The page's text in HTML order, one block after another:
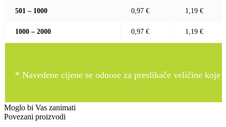
501 – 1000 0,97 € 1,19 €
1000 – 2000 0,97 € 1,19 €
* Navedene cijene se odnose za preslikače veličine
Moglo bi Vas zanimati
Povezani proizvodi